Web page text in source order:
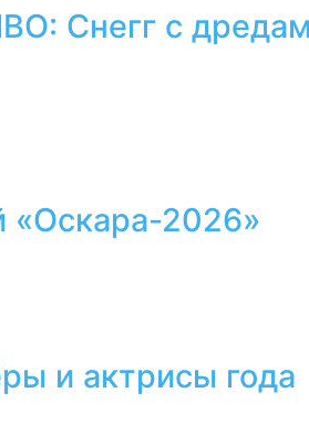
Снегг с
«Оскара-2026»
и актрисы года